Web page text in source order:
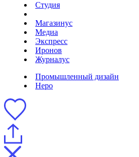
Студия
Магазинус
Медиа
Экспресс
Иронов
Журналус
Промышленный дизайн
Неро